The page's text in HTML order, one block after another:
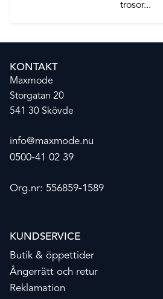
trosor...
KONTAKT
Maxmode
Storgatan 20
541 30 Skövde
info@maxmode.nu
0500-41 02 39
Org.nr: 556859-1589
KUNDSERVICE
Butik & öppettider
Ångerrätt och retur
Reklamation